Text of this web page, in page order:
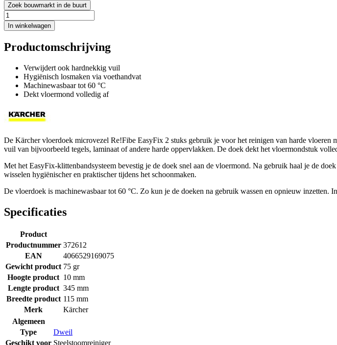
Zoek bouwmarkt in de buurt
In winkelwagen
Productomschrijving
Verwijdert ook hardnekkig vuil
Hygiënisch losmaken via voethandvat
Machinewasbaar tot 60 °C
Dekt vloermond volledig af
De Kärcher vloerdoek microvezel Re!Fibe EasyFix 2 stuks gebruik je voor het reinigen van harde
vuil van bijvoorbeeld tegels, laminaat of andere harde oppervlakken. De doek dekt het vloermondstuk
Met het EasyFix-klittenbandsysteem bevestig je de doek snel aan de vloermond. Na gebruik haal je de
wisselen hygiënischer en praktischer tijdens het schoonmaken.
De vloerdoek is machinewasbaar tot 60 °C. Zo kun je de doeken na gebruik wassen en opnieuw inzetten.
Specificaties
Product
Productnummer 372612
EAN
4066529169075
Gewicht product 75 gr
Hoogte product 10 mm
Lengte product 345 mm
Breedte product 115 mm
Merk
Kärcher
Algemeen
Type
Dweil
Geschikt voor Steelstoomreiniger